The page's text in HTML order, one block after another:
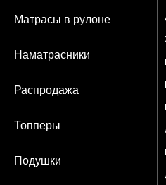
Матрасы в рулоне
Наматрасники
Распродажа
Топперы
Подушки